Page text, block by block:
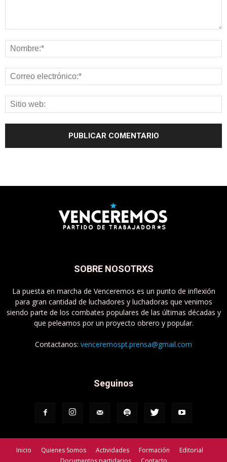
SOBRE NOSOTRXS
La puesta en marcha de Venceremos es un punto de inflexión
para gran cantidad de luchadores y luchadoras que venimos
siendo parte de los combates populares de las últimas décadas y
que peleamos por un proyecto obrero y popular.
Contactanos: venceremospt.prensa@gmail.com
Seguinos
Inicio Quienes Somos Actividades Formación
Editorial